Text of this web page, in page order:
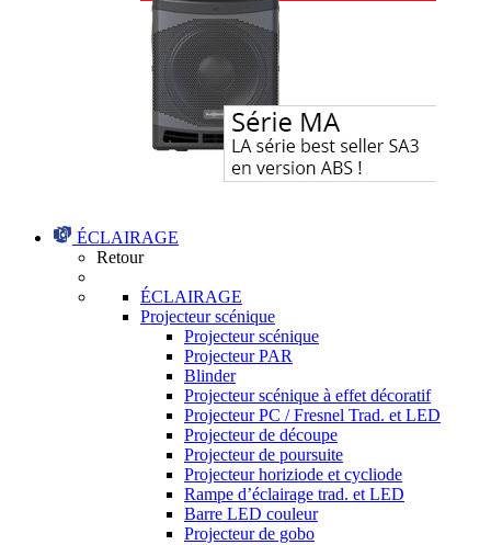
ÉCLAIRAGE
Retour
ÉCLAIRAGE
Projecteur scénique
Projecteur scénique
Projecteur PAR
Blinder
Projecteur scénique à effet décoratif
Projecteur PC / Fresnel Trad. et LED
Projecteur de découpe
Projecteur de poursuite
Projecteur horiziode et cycliode
Rampe d’éclairage trad. et LED
Barre LED couleur
Projecteur de gobo